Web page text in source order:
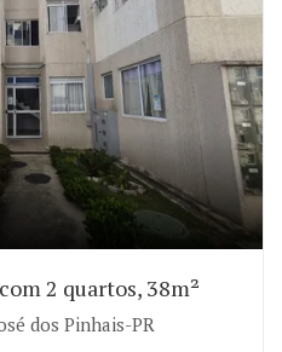
2 quartos, 38m²
dos Pinhais-PR